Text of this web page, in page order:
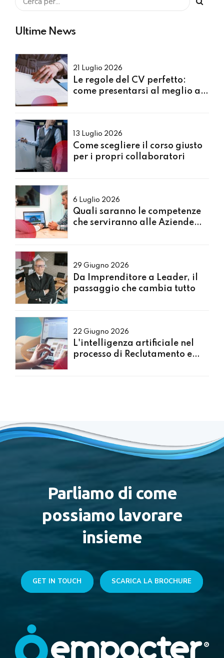
Ultime News
21 Luglio 2026
Le regole del CV perfetto:
come presentarsi al meglio ai
13 Luglio 2026
Come scegliere il corso giusto
per i propri collaboratori
6 Luglio 2026
Quali saranno le competenze
che serviranno alle Aziende
29 Giugno 2026
Da Imprenditore a Leader, il
passaggio che cambia tutto
22 Giugno 2026
L'intelligenza artificiale nel
processo di Reclutamento e
Parliamo di come
possiamo lavorare
insieme
GET IN TOUCH SCARICA LA BROCHURE